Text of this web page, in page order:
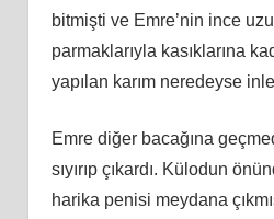
bitmişti ve Emre’nin ince
parmaklarıyla kasıklarına
yapılan karım neredeyse
Emre diğer bacağına
sıyırıp çıkardı. Külodun
harika penisi meydana